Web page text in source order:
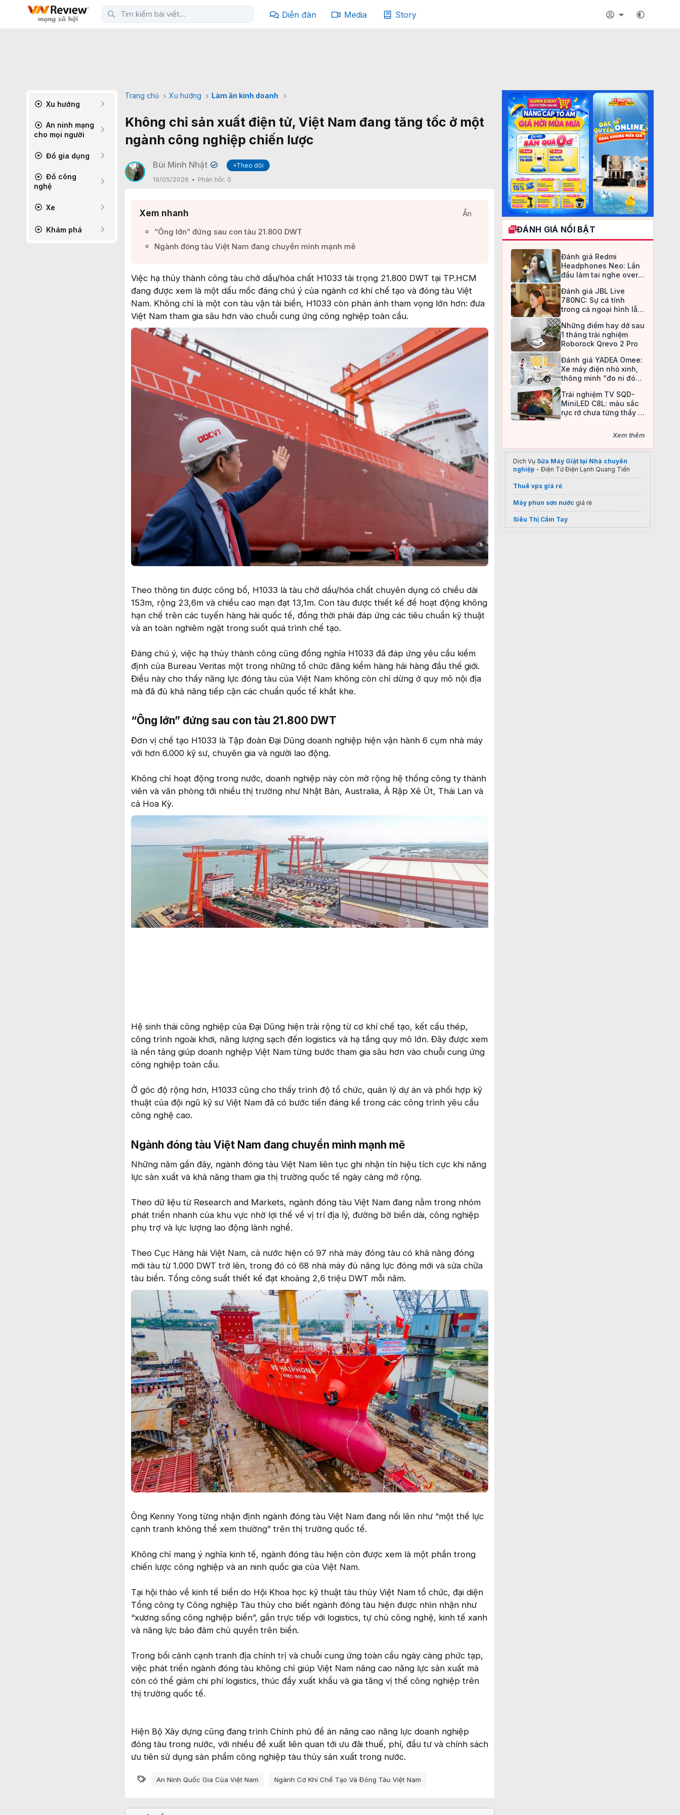
Diễn đàn Media Story
Xu hướng
An ninh mạng
cho mọi người
Đồ gia dụng
Đồ công
nghệ
Xe
Khám phá
Trang chủ Xu hướng Làm ăn kinh doanh
Không chỉ sản xuất điện tử, Việt Nam đang tăng tốc ở một
ngành công nghiệp chiến lược
Bùi Minh Nhật ✔
+Theo dõi
19/05/2026
Phản hồi: 0
Xem nhanh
Ẩn
“Ông lớn” đứng sau con tàu 21.800 DWT​
Ngành đóng tàu Việt Nam đang chuyển mình mạnh mẽ​
Việc hạ thủy thành công tàu chở dầu/hóa chất H1033 tải trọng 21.800 DWT tại TP.HCM
đang được xem là một dấu mốc đáng chú ý của ngành cơ khí chế tạo và đóng tàu Việt
Nam. Không chỉ là một con tàu vận tải biển, H1033 còn phản ánh tham vọng lớn hơn: đưa
Việt Nam tham gia sâu hơn vào chuỗi cung ứng công nghiệp toàn cầu.
Theo thông tin được công bố, H1033 là tàu chở dầu/hóa chất chuyên dụng có chiều dài
153m, rộng 23,6m và chiều cao mạn đạt 13,1m. Con tàu được thiết kế để hoạt động không
hạn chế trên các tuyến hàng hải quốc tế, đồng thời phải đáp ứng các tiêu chuẩn kỹ thuật
và an toàn nghiêm ngặt trong suốt quá trình chế tạo.
Đáng chú ý, việc hạ thủy thành công cũng đồng nghĩa H1033 đã đáp ứng yêu cầu kiểm
định của Bureau Veritas một trong những tổ chức đăng kiểm hàng hải hàng đầu thế giới.
Điều này cho thấy năng lực đóng tàu của Việt Nam không còn chỉ dừng ở quy mô nội địa
mà đã đủ khả năng tiếp cận các chuẩn quốc tế khắt khe.
“Ông lớn” đứng sau con tàu 21.800 DWT​
Đơn vị chế tạo H1033 là Tập đoàn Đại Dũng doanh nghiệp hiện vận hành 6 cụm nhà máy
với hơn 6.000 kỹ sư, chuyên gia và người lao động.
Không chỉ hoạt động trong nước, doanh nghiệp này còn mở rộng hệ thống công ty thành
viên và văn phòng tới nhiều thị trường như Nhật Bản, Australia, Ả Rập Xê Út, Thái Lan và
cả Hoa Kỳ.
Hệ sinh thái công nghiệp của Đại Dũng hiện trải rộng từ cơ khí chế tạo, kết cấu thép,
công trình ngoài khơi, năng lượng sạch đến logistics và hạ tầng quy mô lớn. Đây được xem
là nền tảng giúp doanh nghiệp Việt Nam từng bước tham gia sâu hơn vào chuỗi cung ứng
công nghiệp toàn cầu.
Ở góc độ rộng hơn, H1033 cũng cho thấy trình độ tổ chức, quản lý dự án và phối hợp kỹ
thuật của đội ngũ kỹ sư Việt Nam đã có bước tiến đáng kể trong các công trình yêu cầu
công nghệ cao.
Ngành đóng tàu Việt Nam đang chuyển mình mạnh mẽ​
Những năm gần đây, ngành đóng tàu Việt Nam liên tục ghi nhận tín hiệu tích cực khi năng
lực sản xuất và khả năng tham gia thị trường quốc tế ngày càng mở rộng.
Theo dữ liệu từ Research and Markets, ngành đóng tàu Việt Nam đang nằm trong nhóm
phát triển nhanh của khu vực nhờ lợi thế về vị trí địa lý, đường bờ biển dài, công nghiệp
phụ trợ và lực lượng lao động lành nghề.
Theo Cục Hàng hải Việt Nam, cả nước hiện có 97 nhà máy đóng tàu có khả năng đóng
mới tàu từ 1.000 DWT trở lên, trong đó có 68 nhà máy đủ năng lực đóng mới và sửa chữa
tàu biển. Tổng công suất thiết kế đạt khoảng 2,6 triệu DWT mỗi năm.
Ông Kenny Yong từng nhận định ngành đóng tàu Việt Nam đang nổi lên như “một thế lực
cạnh tranh không thể xem thường” trên thị trường quốc tế.
Không chỉ mang ý nghĩa kinh tế, ngành đóng tàu hiện còn được xem là một phần trong
chiến lược công nghiệp và an ninh quốc gia của Việt Nam.
Tại hội thảo về kinh tế biển do Hội Khoa học kỹ thuật tàu thủy Việt Nam tổ chức, đại diện
Tổng công ty Công nghiệp Tàu thủy cho biết ngành đóng tàu hiện được nhìn nhận như
“xương sống công nghiệp biển”, gắn trực tiếp với logistics, tự chủ công nghệ, kinh tế xanh
và năng lực bảo đảm chủ quyền trên biển.
Trong bối cảnh cạnh tranh địa chính trị và chuỗi cung ứng toàn cầu ngày càng phức tạp,
việc phát triển ngành đóng tàu không chỉ giúp Việt Nam nâng cao năng lực sản xuất mà
còn có thể giảm chi phí logistics, thúc đẩy xuất khẩu và gia tăng vị thế công nghiệp trên
thị trường quốc tế.
Hiện Bộ Xây dựng cũng đang trình Chính phủ đề án nâng cao năng lực doanh nghiệp
đóng tàu trong nước, với nhiều đề xuất liên quan tới ưu đãi thuế, phí, đầu tư và chính sách
ưu tiên sử dụng sản phẩm công nghiệp tàu thủy sản xuất trong nước.
Từ khóa
An Ninh Quốc Gia Của Việt Nam Ngành Cơ Khí Chế Tạo Và Đóng Tàu Việt Nam
ĐÁNH GIÁ NỔI BẬT
Đánh giá Redmi
Headphones Neo: Lần
đầu làm tai nghe over-
an toàn
Đánh giá JBL Live
780NC: Sự cá tính
trong cả ngoại hình lẫn
Những điểm hay dở sau
1 tháng trải nghiệm
Roborock Qrevo 2 Pro
Đánh giá YADEA Omee:
Xe máy điện nhỏ xinh,
thông minh “đo ni đóng
Trải nghiệm TV SQD-
MiniLED C8L: màu sắc
rực rỡ chưa từng thấy ở
Xem thêm
Dich Vụ Sửa Máy Giặt tại Nhà chuyên
nghiệp - Điện Tử Điện Lạnh Quang Tiến
Thuê vps giá rẻ
Máy phun sơn nước giá rẻ
Siêu Thị Cầm Tay